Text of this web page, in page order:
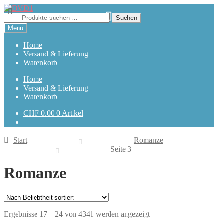
Zur
Navigation
springen
Zum
Inhalt
springen
Suchen
nach:
Suchen
Menü
Home
Versand & Lieferung
Warenkorb
Home
Versand & Lieferung
Warenkorb
CHF 0.00 0 Artikel
Start
Romanze
Seite 3
Romanze
Ergebnisse 17 – 24 von 4341 werden angezeigtNach